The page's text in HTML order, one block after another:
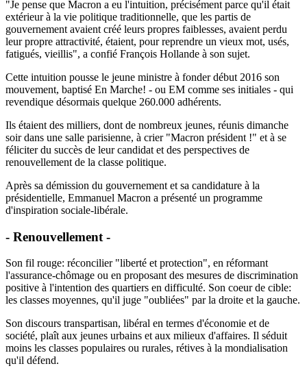
"Je pense que Macron a eu l'intuition, précisément parce qu'il était
extérieur à la vie politique traditionnelle, que les partis de
gouvernement avaient créé leurs propres faiblesses, avaient perdu
leur propre attractivité, étaient, pour reprendre un vieux mot, usés,
fatigués, vieillis", a confié François Hollande à son sujet.
Cette intuition pousse le jeune ministre à fonder début 2016 son
mouvement, baptisé En Marche! - ou EM comme ses initiales - qui
revendique désormais quelque 260.000 adhérents.
Ils étaient des milliers, dont de nombreux jeunes, réunis dimanche
soir dans une salle parisienne, à crier "Macron président !" et à se
féliciter du succès de leur candidat et des perspectives de
renouvellement de la classe politique.
Après sa démission du gouvernement et sa candidature à la
présidentielle, Emmanuel Macron a présenté un programme
d'inspiration sociale-libérale.
- Renouvellement -
Son fil rouge: réconcilier "liberté et protection", en réformant
l'assurance-chômage ou en proposant des mesures de discrimination
positive à l'intention des quartiers en difficulté. Son coeur de cible:
les classes moyennes, qu'il juge "oubliées" par la droite et la gauche.
Son discours transpartisan, libéral en termes d'économie et de
société, plaît aux jeunes urbains et aux milieux d'affaires. Il séduit
moins les classes populaires ou rurales, rétives à la mondialisation
qu'il défend.